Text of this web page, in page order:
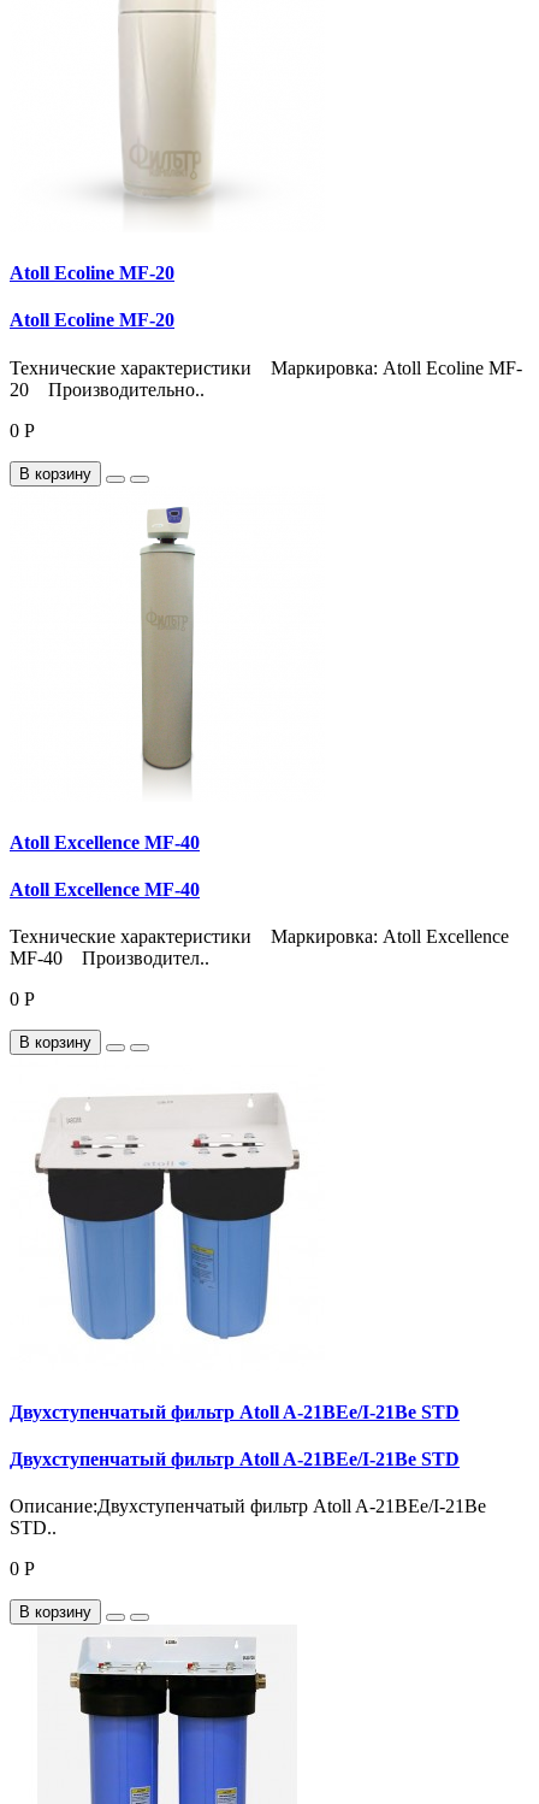
Atoll Ecoline MF-20
Atoll Ecoline MF-20
Технические характеристики Маркировка: Atoll Ecoline MF-
20 Производительно..
0 Р
В корзину
Atoll Excellence MF-40
Atoll Excellence MF-40
Технические характеристики Маркировка: Atoll Excellence
MF-40 Производител..
0 Р
В корзину
Двухступенчатый фильтр Atoll A-21BEe/I-21Be STD
Двухступенчатый фильтр Atoll A-21BEe/I-21Be STD
Описание:Двухступенчатый фильтр Atoll A-21BEe/I-21Be
STD..
0 Р
В корзину